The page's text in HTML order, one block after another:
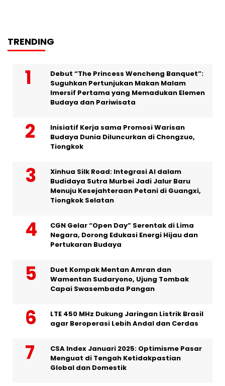
TRENDING
Debut “The Princess Wencheng Banquet”:
Suguhkan Pertunjukan Makan Malam
Imersif Pertama yang Memadukan Elemen
Budaya dan Pariwisata
Inisiatif Kerja sama Promosi Warisan
Budaya Dunia Diluncurkan di Chongzuo,
Tiongkok
Xinhua Silk Road: Integrasi AI dalam
Budidaya Sutra Murbei Jadi Jalur Baru
Menuju Kesejahteraan Petani di Guangxi,
Tiongkok Selatan
CGN Gelar “Open Day” Serentak di Lima
Negara, Dorong Edukasi Energi Hijau dan
Pertukaran Budaya
Duet Kompak Mentan Amran dan
Wamentan Sudaryono, Ujung Tombak
Capai Swasembada Pangan
LTE 450 MHz Dukung Jaringan Listrik Brasil
agar Beroperasi Lebih Andal dan Cerdas
CSA Index Januari 2025: Optimisme Pasar
Menguat di Tengah Ketidakpastian
Global dan Domestik